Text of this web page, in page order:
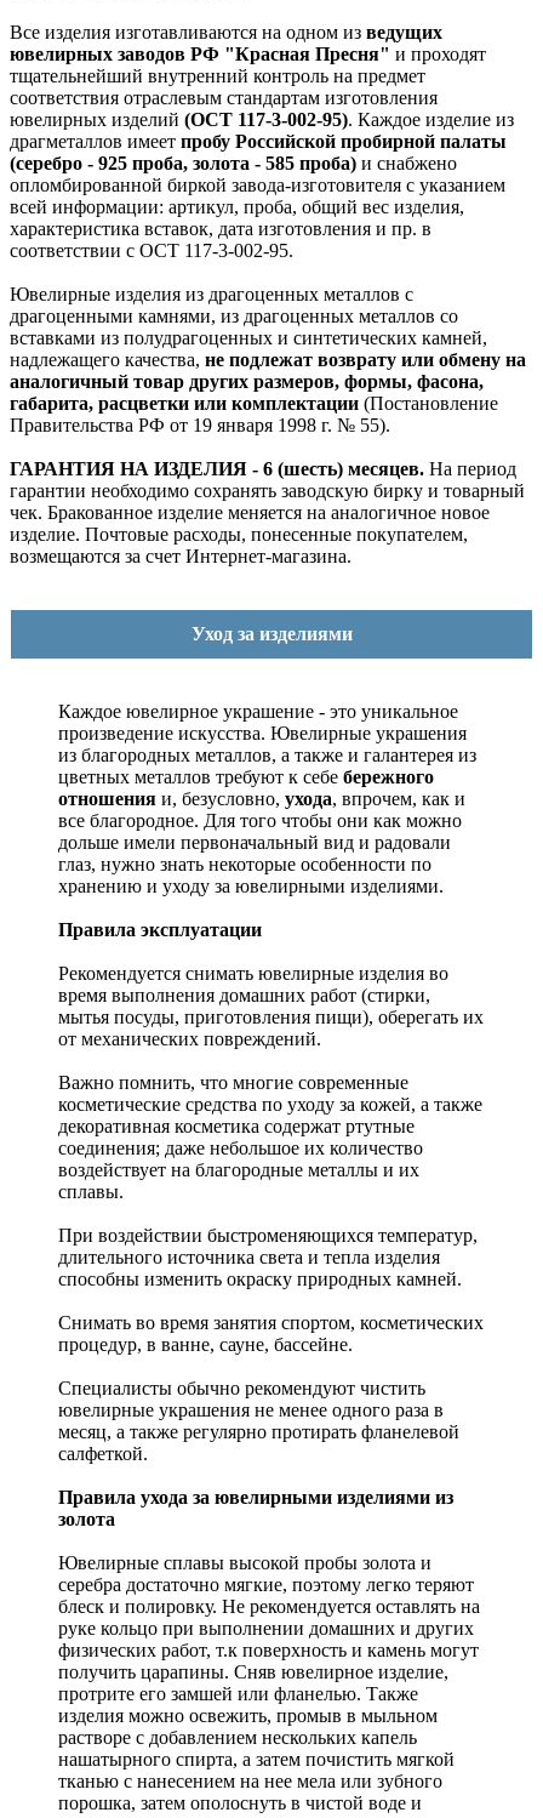
Все изделия изготавливаются на одном из ведущих
ювелирных заводов РФ "Красная Пресня" и проходят
тщательнейший внутренний контроль на предмет
соответствия отраслевым стандартам изготовления
ювелирных изделий (ОСТ 117-3-002-95). Каждое изделие из
драгметаллов имеет пробу Российской пробирной палаты
(серебро - 925 проба, золота - 585 проба) и снабжено
опломбированной биркой завода-изготовителя с указанием
всей информации: артикул, проба, общий вес изделия,
характеристика вставок, дата изготовления и пр. в
соответствии с ОСТ 117-3-002-95.
Ювелирные изделия из драгоценных металлов с
драгоценными камнями, из драгоценных металлов со
вставками из полудрагоценных и синтетических камней,
надлежащего качества, не подлежат возврату или обмену на
аналогичный товар других размеров, формы, фасона,
габарита, расцветки или комплектации (Постановление
Правительства РФ от 19 января 1998 г. № 55).
ГАРАНТИЯ НА ИЗДЕЛИЯ - 6 (шесть) месяцев. На период
гарантии необходимо сохранять заводскую бирку и товарный
чек. Бракованное изделие меняется на аналогичное новое
изделие. Почтовые расходы, понесенные покупателем,
возмещаются за счет Интернет-магазина.
Уход за изделиями
Каждое ювелирное украшение - это уникальное
произведение искусства. Ювелирные украшения
из благородных металлов, а также и галантерея из
цветных металлов требуют к себе бережного
отношения и, безусловно, ухода, впрочем, как и
все благородное. Для того чтобы они как можно
дольше имели первоначальный вид и радовали
глаз, нужно знать некоторые особенности по
хранению и уходу за ювелирными изделиями.
Правила эксплуатации
Рекомендуется снимать ювелирные изделия во
время выполнения домашних работ (стирки,
мытья посуды, приготовления пищи), оберегать их
от механических повреждений.
Важно помнить, что многие современные
косметические средства по уходу за кожей, а также
декоративная косметика содержат ртутные
соединения; даже небольшое их количество
воздействует на благородные металлы и их
сплавы.
При воздействии быстроменяющихся температур,
длительного источника света и тепла изделия
способны изменить окраску природных камней.
Снимать во время занятия спортом, косметических
процедур, в ванне, сауне, бассейне.
Специалисты обычно рекомендуют чистить
ювелирные украшения не менее одного раза в
месяц, а также регулярно протирать фланелевой
салфеткой.
Правила ухода за ювелирными изделиями из
золота
Ювелирные сплавы высокой пробы золота и
серебра достаточно мягкие, поэтому легко теряют
блеск и полировку. Не рекомендуется оставлять на
руке кольцо при выполнении домашних и других
физических работ, т.к поверхность и камень могут
получить царапины. Сняв ювелирное изделие,
протрите его замшей или фланелью. Также
изделия можно освежить, промыв в мыльном
растворе с добавлением нескольких капель
нашатырного спирта, а затем почистить мягкой
тканью с нанесением на нее мела или зубного
порошка, затем ополоснуть в чистой воде и